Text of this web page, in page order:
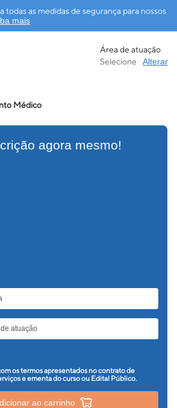
todas as medidas de segurança para nossos
mais
Área de atuação
Selecione
Alterar
e Reabilitação
- Anuidade 2026
para candidatos aprovados 2022
Médico
agora mesmo!
os termos apresentados no contrato de
e ementa do curso ou Edital Público.
ao carrinho